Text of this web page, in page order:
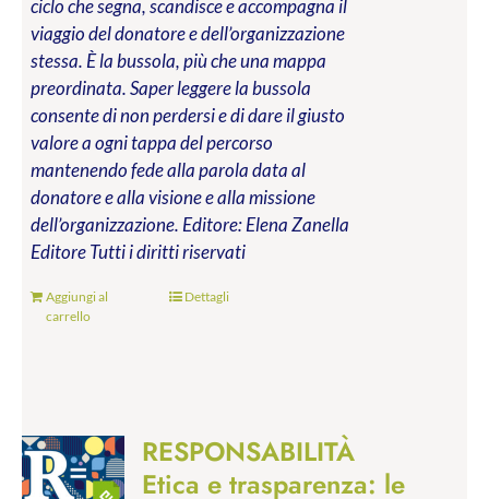
ciclo che segna, scandisce e accompagna il
viaggio del donatore e dell’organizzazione
stessa. È la bussola, più che una mappa
preordinata. Saper leggere la bussola
consente di non perdersi e di dare il giusto
valore a ogni tappa del percorso
mantenendo fede alla parola data al
donatore e alla visione e alla missione
dell’organizzazione. Editore: Elena Zanella
EditoreTutti i diritti riservati
Aggiungi al
carrello
Dettagli
RESPONSABILITÀ
Etica e trasparenza: le